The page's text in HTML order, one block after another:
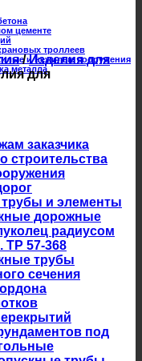
цементе
троллеев
и нежилые сооружения
металла
/ Изделия для
для
заказчика
строительства
и элементы
дорожные
радиусом
ТР 57-368
трубы
сечения
под